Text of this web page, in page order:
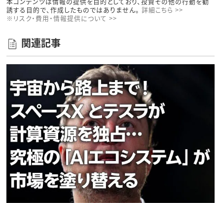
誘する目的で、作成したものではありません。 詳細こちら >>
※リスク・費用・情報提供について >>
関連記事